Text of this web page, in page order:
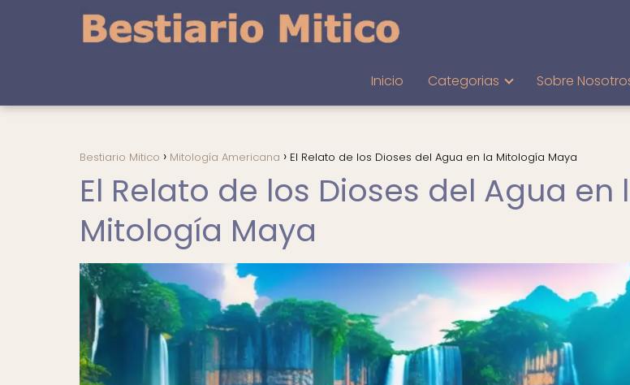
Inicio Categorias Sobre
Bestiario Mitico Mitología Americana El Relato de los Dioses del Agua en la Mitología Maya
El Relato de los Dioses del Agua en
Mitología Maya